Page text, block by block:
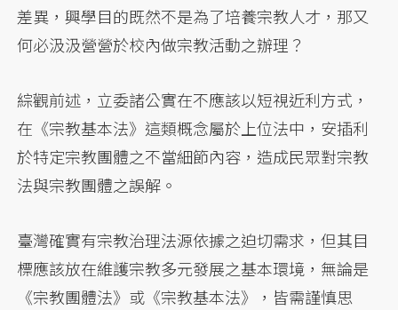
差異，興學目的既然不是為了培養宗教人才，那又
何必汲汲營營於校內做宗教活動之辦理？
綜觀前述，立委諸公實在不應該以短視近利方式，
在《宗教基本法》這類概念屬於上位法中，安插利
於特定宗教團體之不當細節內容，造成民眾對宗教
法與宗教團體之誤解。
臺灣確實有宗教治理法源依據之迫切需求，但其目
標應該放在維護宗教多元發展之基本環境，無論是
《宗教團體法》或《宗教基本法》，皆需謹慎思